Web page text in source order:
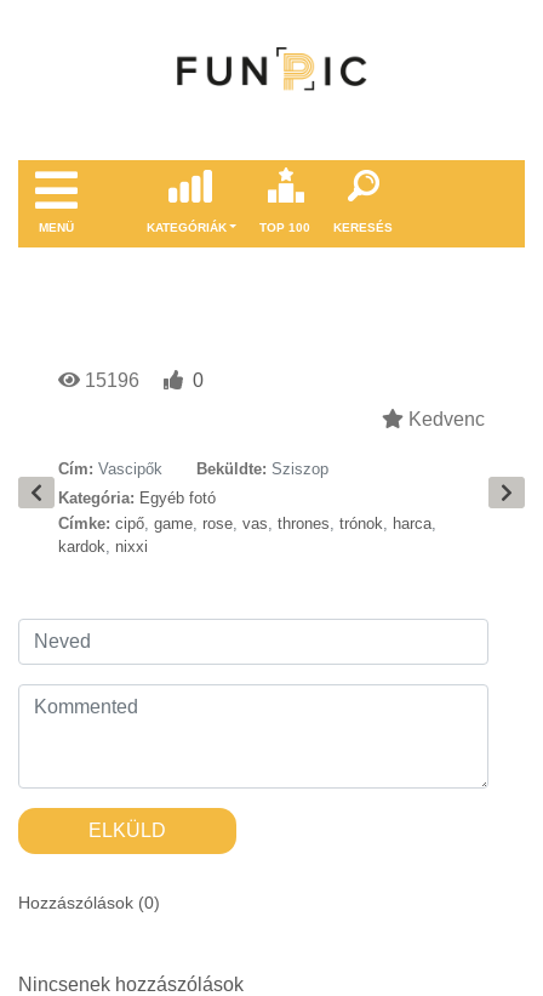
MENÜ KATEGÓRIÁK TOP 100 KERESÉS
15196
0
Kedvenc
Cím: Vascipők Beküldte: Sziszop
Kategória: Egyéb fotó
Címke: cipő, game, rose, vas, thrones, trónok, harca,
kardok, nixxi
ELKÜLD
Hozzászólások (0)
Nincsenek hozzászólások